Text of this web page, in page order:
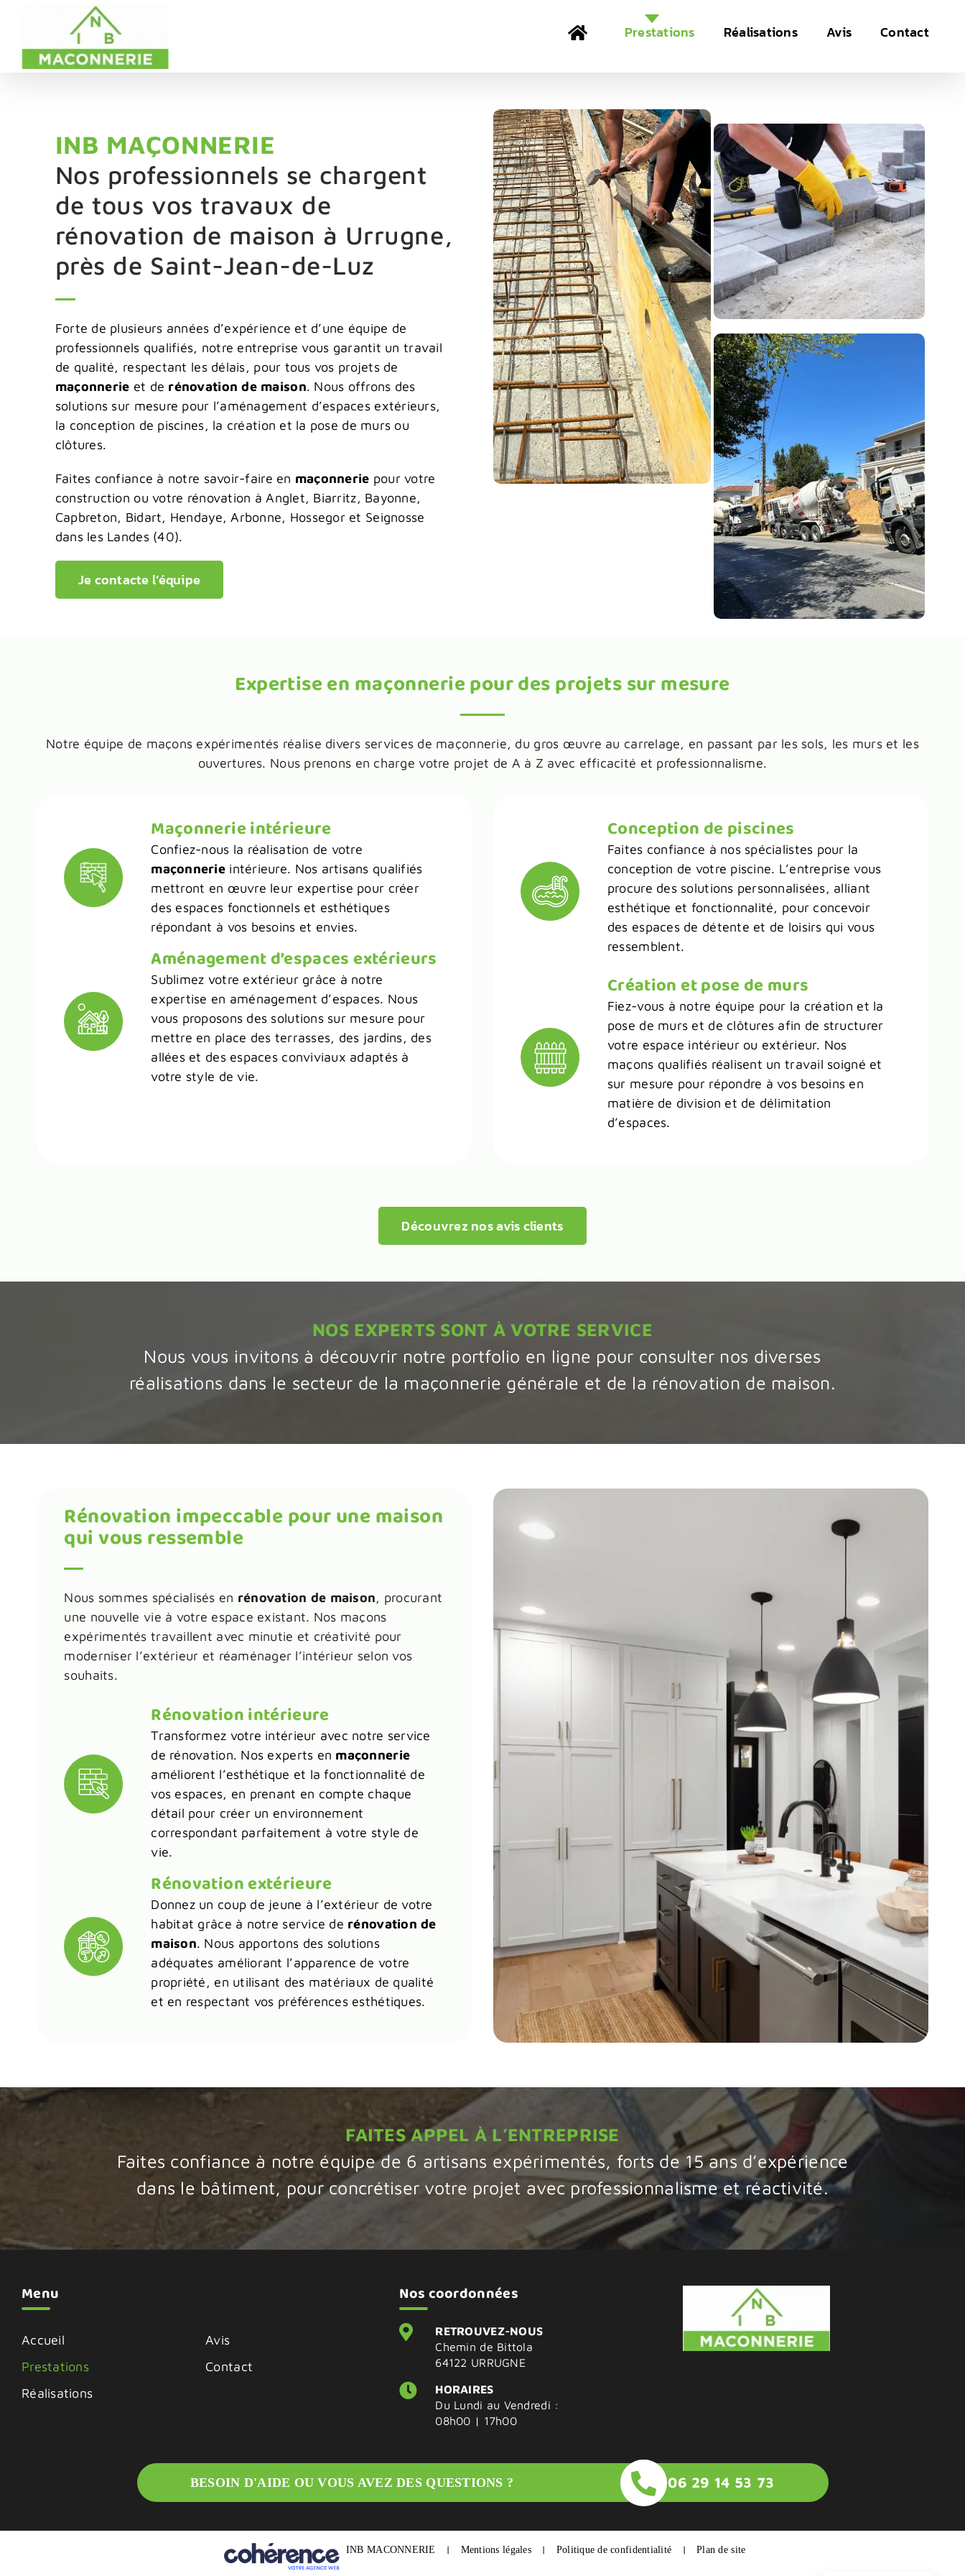
contenu
Prestations Réalisations Avis Contact
INB MAÇONNERIE
Nos professionnels se chargent
de tous vos travaux de
rénovation de maison à Urrugne,
près de Saint-Jean-de-Luz
Forte de plusieurs années d’expérience et d’une équipe de
professionnels qualifiés, notre entreprise vous garantit un travail
de qualité, respectant les délais, pour tous vos projets de
maçonnerie et de rénovation de maison. Nous offrons des
solutions sur mesure pour l’aménagement d’espaces extérieurs,
la conception de piscines, la création et la pose de murs ou
clôtures.
Faites confiance à notre savoir-faire en maçonnerie pour votre
construction ou votre rénovation à Anglet, Biarritz, Bayonne,
Capbreton, Bidart, Hendaye, Arbonne, Hossegor et Seignosse
dans les Landes (40).
Je contacte l’équipe
Expertise en maçonnerie pour des projets sur mesure
Notre équipe de maçons expérimentés réalise divers services de maçonnerie, du gros œuvre au carrelage, en passant par les sols, les murs et les
ouvertures. Nous prenons en charge votre projet de A à Z avec efficacité et professionnalisme.
Maçonnerie intérieure
Confiez-nous la réalisation de votre
maçonnerie intérieure. Nos artisans qualifiés
mettront en œuvre leur expertise pour créer
des espaces fonctionnels et esthétiques
répondant à vos besoins et envies.
Aménagement d’espaces extérieurs
Sublimez votre extérieur grâce à notre
expertise en aménagement d’espaces. Nous
vous proposons des solutions sur mesure pour
mettre en place des terrasses, des jardins, des
allées et des espaces conviviaux adaptés à
votre style de vie.
Conception de piscines
Faites confiance à nos spécialistes pour la
conception de votre piscine. L’entreprise vous
procure des solutions personnalisées, alliant
esthétique et fonctionnalité, pour concevoir
des espaces de détente et de loisirs qui vous
ressemblent.
Création et pose de murs
Fiez-vous à notre équipe pour la création et la
pose de murs et de clôtures afin de structurer
votre espace intérieur ou extérieur. Nos
maçons qualifiés réalisent un travail soigné et
sur mesure pour répondre à vos besoins en
matière de division et de délimitation
d’espaces.
Découvrez nos avis clients
NOS EXPERTS SONT À VOTRE SERVICE
Nous vous invitons à découvrir notre portfolio en ligne pour consulter nos diverses
réalisations dans le secteur de la maçonnerie générale et de la rénovation de maison.
Rénovation impeccable pour une maison
qui vous ressemble
Nous sommes spécialisés en rénovation de maison, procurant
une nouvelle vie à votre espace existant. Nos maçons
expérimentés travaillent avec minutie et créativité pour
moderniser l’extérieur et réaménager l’intérieur selon vos
souhaits.
Rénovation intérieure
Transformez votre intérieur avec notre service
de rénovation. Nos experts en maçonnerie
améliorent l’esthétique et la fonctionnalité de
vos espaces, en prenant en compte chaque
détail pour créer un environnement
correspondant parfaitement à votre style de
vie.
Rénovation extérieure
Donnez un coup de jeune à l’extérieur de votre
habitat grâce à notre service de rénovation de
maison. Nous apportons des solutions
adéquates améliorant l’apparence de votre
propriété, en utilisant des matériaux de qualité
et en respectant vos préférences esthétiques.
FAITES APPEL À L’ENTREPRISE
Faites confiance à notre équipe de 6 artisans expérimentés, forts de 15 ans d’expérience
dans le bâtiment, pour concrétiser votre projet avec professionnalisme et réactivité.
Menu
Accueil
Prestations
Réalisations
Avis
Contact
Nos coordonnées
RETROUVEZ-NOUS
Chemin de Bittola
64122 URRUGNE
HORAIRES
Du Lundi au Vendredi :
08h00 | 17h00
BESOIN D'AIDE OU VOUS AVEZ DES QUESTIONS ? 06 29 14 53 73
INB MACONNERIE | Mentions légales | Politique de confidentialité | Plan de site